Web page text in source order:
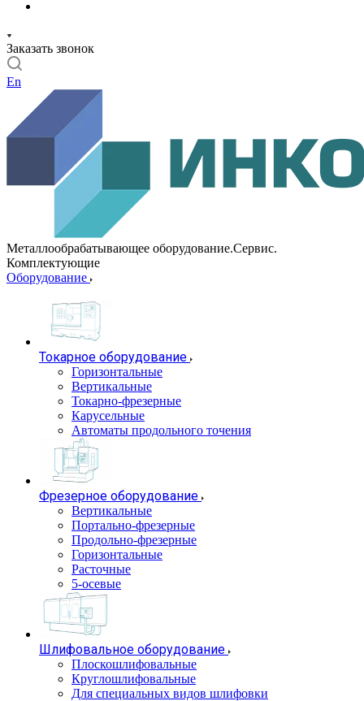
Заказать звонок
En
Металлообрабатывающее оборудование.Сервис.
Комплектующие
Оборудование
Токарное оборудование
Горизонтальные
Вертикальные
Токарно-фрезерные
Карусельные
Автоматы продольного точения
Фрезерное оборудование
Вертикальные
Портально-фрезерные
Продольно-фрезерные
Горизонтальные
Расточные
5-осевые
Шлифовальное оборудование
Плоскошлифовальные
Круглошлифовальные
Для специальных видов шлифовки